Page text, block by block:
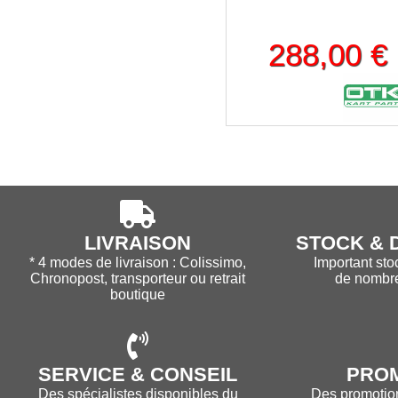
288,00 €
LIVRAISON
* 4 modes de livraison : Colissimo,
Chronopost, transporteur ou retrait
boutique
STOCK &
Important
de
SERVICE & CONSEIL
Des spécialistes disponibles du
Des